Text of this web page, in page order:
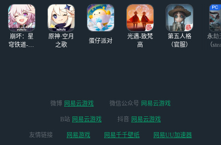
崩坏：星
穹铁道-4.4
原神·空月
之歌
蛋仔派对
光遇-致梵
高
第五人格
（官服）
永劫
（
微博 网易云游戏 微信公众号 网易云游戏
B站 网易云游戏 抖音 网易云游戏
友情链接 网易游戏 网易千千壁纸 网易UU加速器